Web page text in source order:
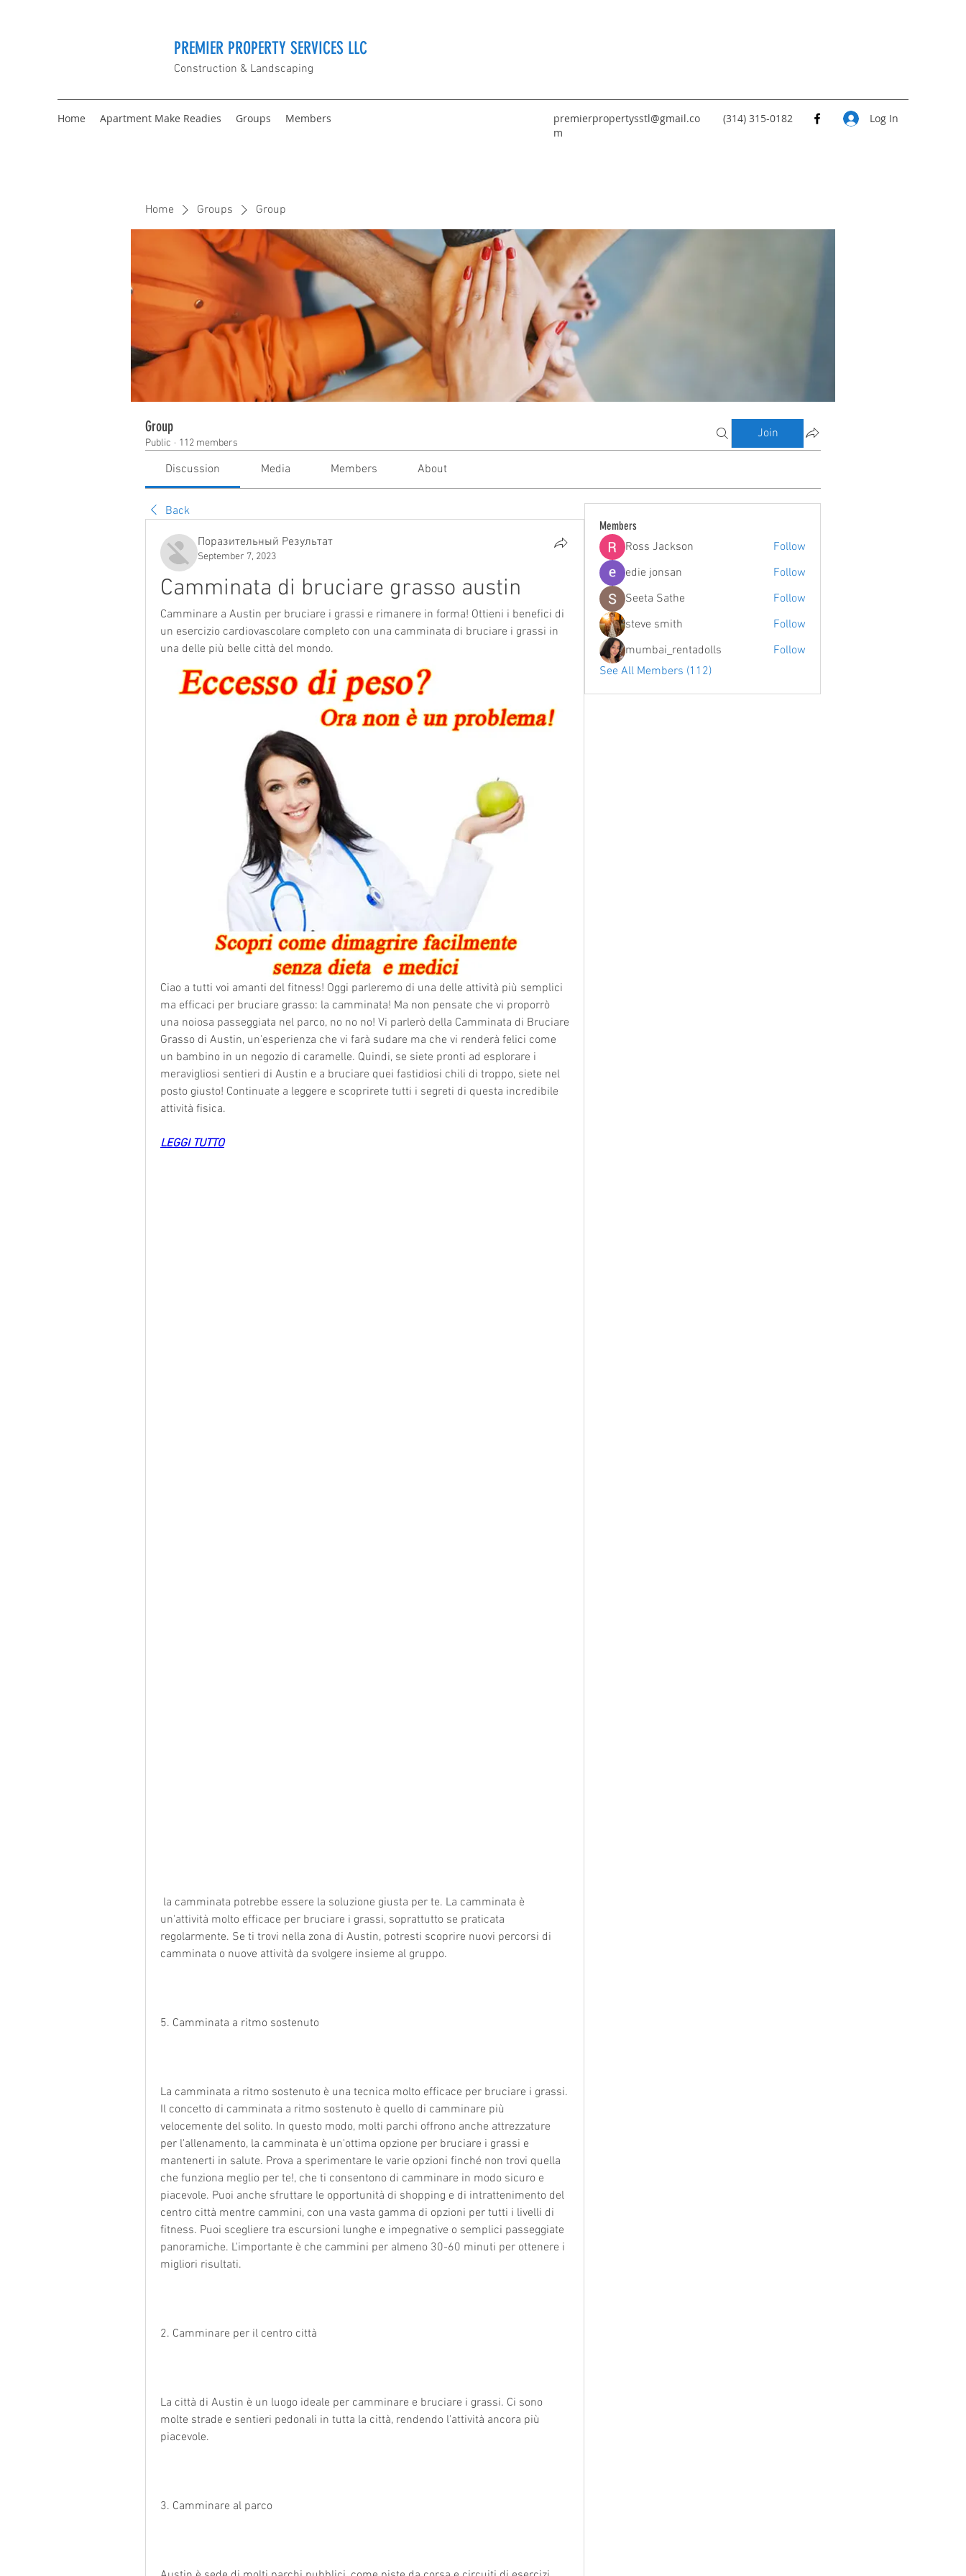
PREMIER PROPERTY SERVICES LLC
Construction & Landscaping
Home Apartment Make Readies Groups Members
premierpropertysstl@gmail.co
m
(314) 315-0182 Log In
Home Groups Group
Group
Public · 112 members
Join
Discussion Media Members About
Back
Поразительный Результат
September 7, 2023
Camminata di bruciare grasso austin
Camminare a Austin per bruciare i grassi e rimanere in forma! Ottieni i benefici di
un esercizio cardiovascolare completo con una camminata di bruciare i grassi in
una delle più belle città del mondo.
Ciao a tutti voi amanti del fitness! Oggi parleremo di una delle attività più semplici
ma efficaci per bruciare grasso: la camminata! Ma non pensate che vi proporrò
una noiosa passeggiata nel parco, no no no! Vi parlerò della Camminata di Bruciare
Grasso di Austin, un'esperienza che vi farà sudare ma che vi renderà felici come
un bambino in un negozio di caramelle. Quindi, se siete pronti ad esplorare i
meravigliosi sentieri di Austin e a bruciare quei fastidiosi chili di troppo, siete nel
posto giusto! Continuate a leggere e scoprirete tutti i segreti di questa incredibile
attività fisica.
LEGGI TUTTO
un'attività molto efficace per bruciare i grassi, soprattutto se praticata
regolarmente. Se ti trovi nella zona di Austin, potresti scoprire nuovi percorsi di
camminata o nuove attività da svolgere insieme al gruppo.
5. Camminata a ritmo sostenuto
La camminata a ritmo sostenuto è una tecnica molto efficace per bruciare i grassi.
Il concetto di camminata a ritmo sostenuto è quello di camminare più
velocemente del solito. In questo modo, molti parchi offrono anche attrezzature
per l'allenamento, la camminata è un'ottima opzione per bruciare i grassi e
mantenerti in salute. Prova a sperimentare le varie opzioni finché non trovi quella
che funziona meglio per te!, che ti consentono di camminare in modo sicuro e
piacevole. Puoi anche sfruttare le opportunità di shopping e di intrattenimento del
centro città mentre cammini, con una vasta gamma di opzioni per tutti i livelli di
fitness. Puoi scegliere tra escursioni lunghe e impegnative o semplici passeggiate
panoramiche. L'importante è che cammini per almeno 30-60 minuti per ottenere i
migliori risultati.
2. Camminare per il centro città
La città di Austin è un luogo ideale per camminare e bruciare i grassi. Ci sono
molte strade e sentieri pedonali in tutta la città, rendendo l'attività ancora più
piacevole.
3. Camminare al parco
Members
Ross Jackson
Follow
edie jonsan
Follow
Seeta Sathe
Follow
steve smith
Follow
mumbai_rentadolls
Follow
See All Members (112)